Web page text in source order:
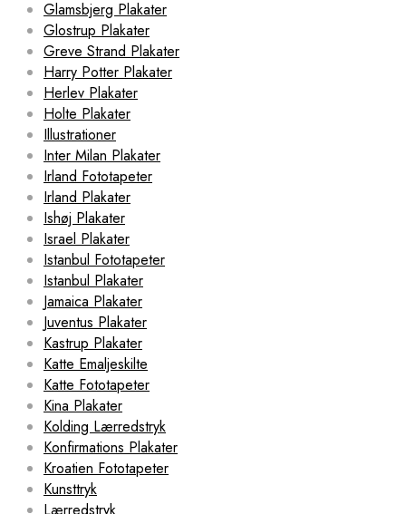
Glamsbjerg Plakater
Glostrup Plakater
Greve Strand Plakater
Harry Potter Plakater
Herlev Plakater
Holte Plakater
Illustrationer
Inter Milan Plakater
Irland Fototapeter
Irland Plakater
Ishøj Plakater
Israel Plakater
Istanbul Fototapeter
Istanbul Plakater
Jamaica Plakater
Juventus Plakater
Kastrup Plakater
Katte Emaljeskilte
Katte Fototapeter
Kina Plakater
Kolding Lærredstryk
Konfirmations Plakater
Kroatien Fototapeter
Kunsttryk
Lærredstryk